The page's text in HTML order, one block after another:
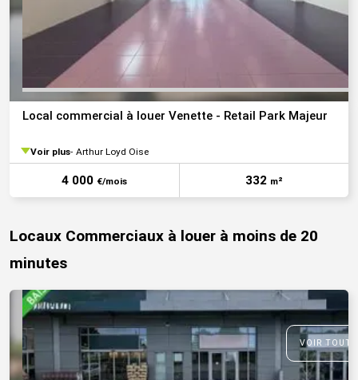
Local commercial à louer Venette - Retail Park Majeur
Voir plus Arthur Loyd Oise
4 000 €/mois 332 m²
Locaux Commerciaux à louer à moins de 20
minutes
VOIR